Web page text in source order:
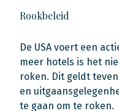
Rookbeleid
De USA voert een
meer hotels is het
roken. Dit geldt
en
te gaan om te roken.